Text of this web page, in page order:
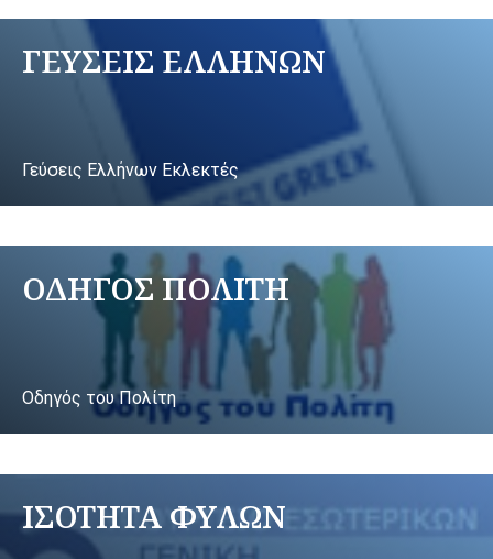
ΓΕΥΣΕΙΣ ΕΛΛΗΝΩΝ
Γεύσεις Ελλήνων Εκλεκτές
ΟΔΗΓΟΣ ΠΟΛΙΤΗ
Οδηγός του Πολίτη
ΙΣΟΤΗΤΑ ΦΥΛΩΝ